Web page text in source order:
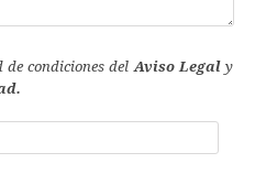
condiciones delAviso Legaly